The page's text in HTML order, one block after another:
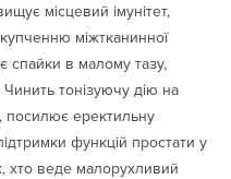
місцевий імунітет,
міжтканинної
спайки в малому тазу,
тонізуючу дію на
посилює еректильну
функцій простати у
хто веде малорухливий